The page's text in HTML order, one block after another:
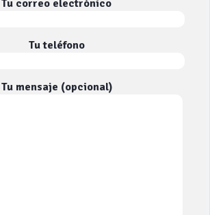
Tu correo electrónico
Tu teléfono
Tu mensaje (opcional)